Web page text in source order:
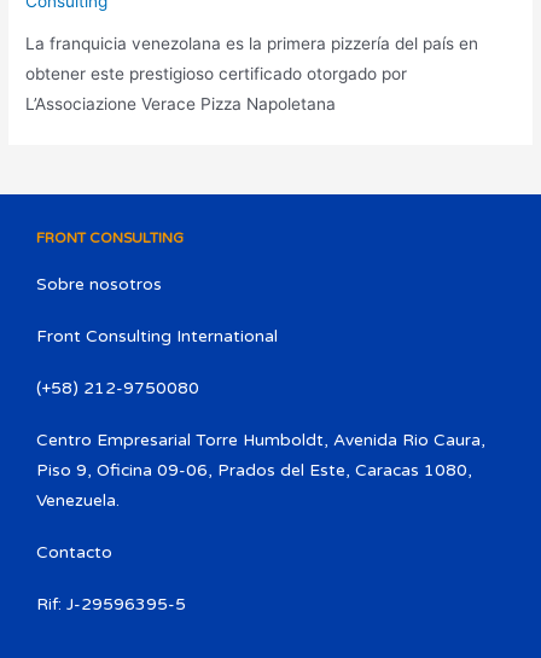
La franquicia venezolana es la primera pizzería del país en
obtener este prestigioso certificado otorgado por
L’Associazione Verace Pizza Napoletana
FRONT CONSULTING
Sobre nosotros
Front Consulting International
(+58) 212-9750080​
Centro Empresarial Torre Humboldt, Avenida Rio Caura,
Piso 9, Oficina 09-06, Prados del Este, Caracas 1080,
Venezuela.
Contacto
Rif: J-29596395-5